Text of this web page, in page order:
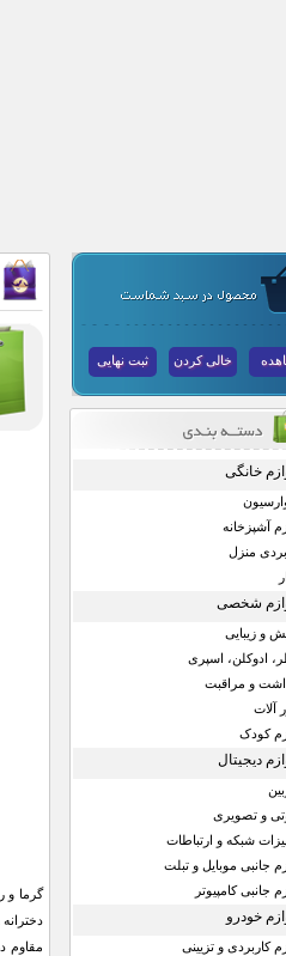
خالی کردن ثبت نهایی
خانگی
آشپزخانه
منزل
شخصی
و زیبایی
ادوکلن، اسپری
و مراقبت
آلات
کودک
دیجیتال
و تصویری
شبکه و ارتباطات
جانبی موبایل و تبلت
جانبی کامپیوتر
خودرو
کاربردی و تزیینی
گرما و